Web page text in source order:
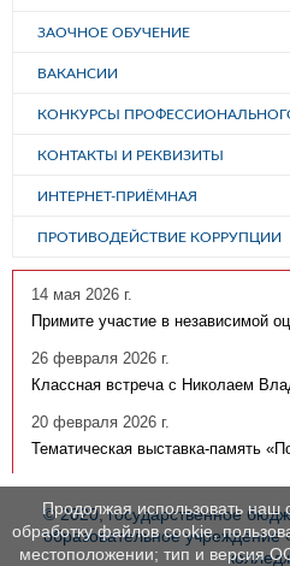
ЗАОЧНОЕ ОБУЧЕНИЕ
ВАКАНСИИ
КОНКУРСЫ
КОНТАКТЫ И РЕКВИЗИТЫ
ИНТЕРНЕТ-ПРИЁМНАЯ
ПРОТИВОДЕЙСТВИЕ КОРРУПЦИИ
14 мая 2026 г.
Примите участие в независимой
26 февраля 2026 г.
Классная встреча с Николаем
20 февраля 2026 г.
Тематическая выставка-память
© 2020, государственное
образовательное учреждение
Продолжая использовать наш
обработку файлов cookie,
местоположении; тип и версия